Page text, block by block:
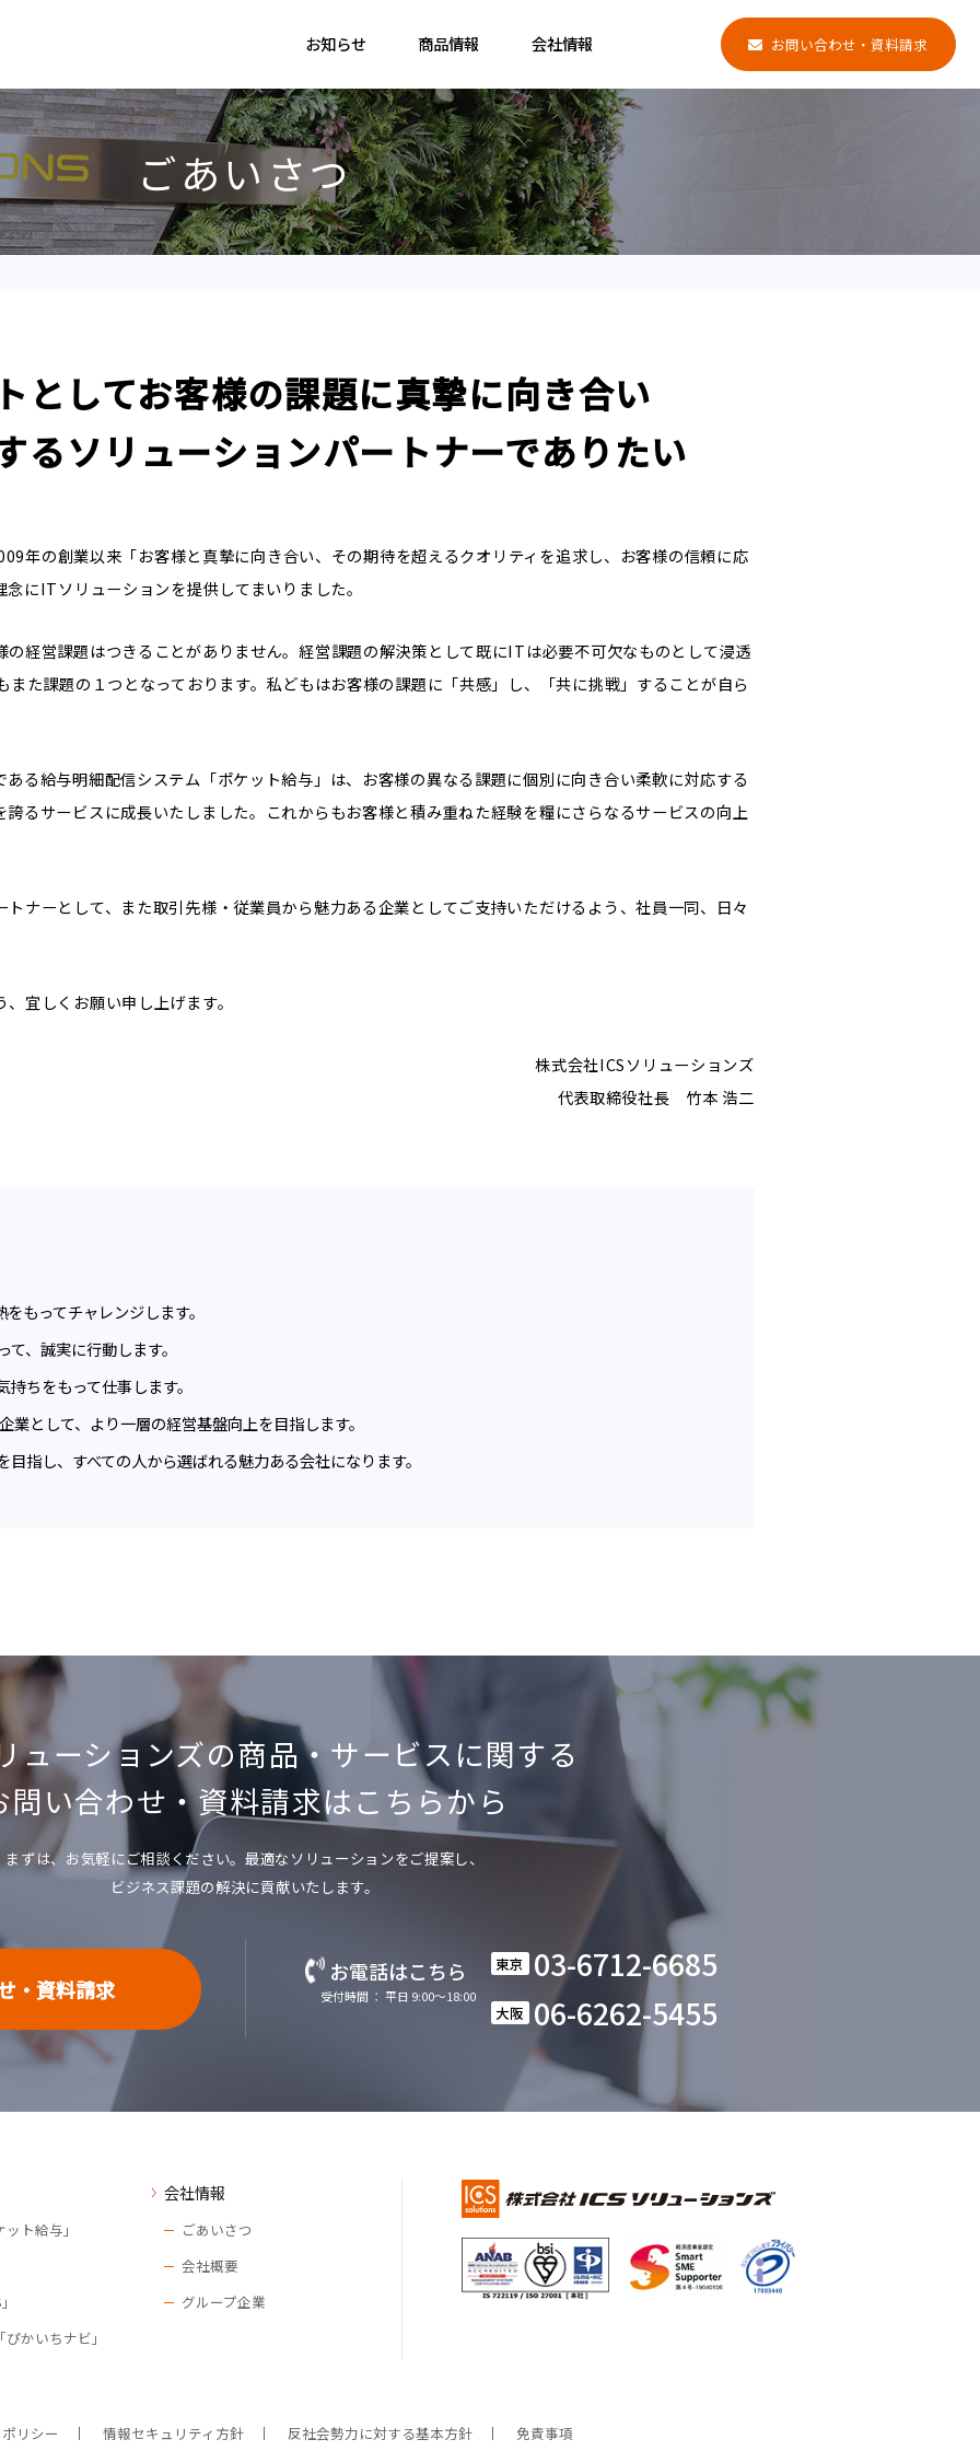
お知らせ 商品情報 会社情報 お問い合わせ・資料請求
ごあいさつ
としてお客様の課題に真摯に向き合い
るソリューションパートナーでありたい
年の創業以来「お客様と真摯に向き合い、その期待を超えるクオリティを追求し、お客様の信頼に応
にITソリューションを提供してまいりました。
経営課題はつきることがありません。経営課題の解決策として既にITは必要不可欠なものとして浸透
た課題の１つとなっております。私どもはお客様の課題に「共感」し、「共に挑戦」することが自ら
る給与明細配信システム「ポケット給与」は、お客様の異なる課題に個別に向き合い柔軟に対応する
るサービスに成長いたしました。これからもお客様と積み重ねた経験を糧にさらなるサービスの向上
ナーとして、また取引先様・従業員から魅力ある企業としてご支持いただけるよう、社員一同、日々
宜しくお願い申し上げます。
株式会社ICSソリューションズ
代表取締役社長 竹本 浩二
もってチャレンジします。
、誠実に行動します。
ちをもって仕事します。
として、より一層の経営基盤向上を目指します。
指し、すべての人から選ばれる魅力ある会社になります。
ューションズの商品・サービスに関する
問い合わせ ・資料請求はこちらから
まずは、お気軽にご相談ください。 最適なソリューションをご提案し、
ビジネス課題の解決に貢献いたします。
・資料請求
お電話はこちら
受付時間 ： 平日 9:00～18:00
東京 03-6712-6685
大阪 06-6262-5455
ト給与」
かいちナビ」
会社情報
ごあいさつ
会社概要
グループ企業
リシー 情報セキュリティ方針 反社会勢力に対する基本方針 免責事項